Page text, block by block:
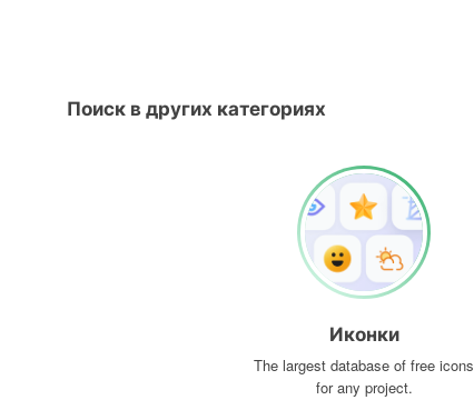
Поиск в других категориях
Иконки
The largest database of free icons
for any project.